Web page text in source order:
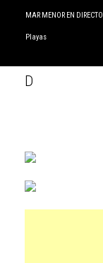
MAR MENOR EN DIRECTO
Playas
D